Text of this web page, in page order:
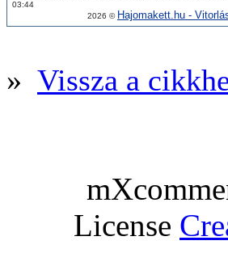
03:44
2026 © Hajomakett.hu -
» Vissza a
License